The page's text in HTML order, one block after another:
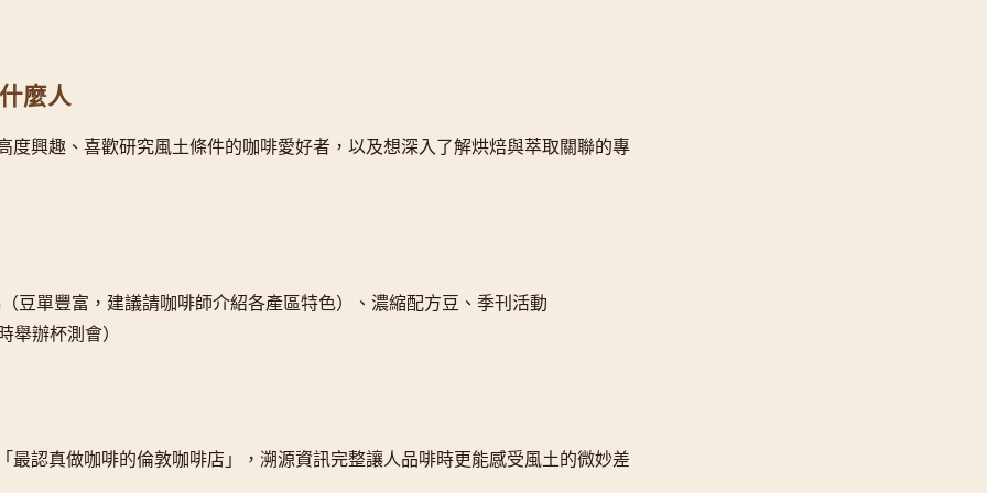
麼人
度興趣、喜歡研究風土條件的咖啡愛好者，以及想深入了解烘焙與萃取關聯的專
豆單豐富，建議請咖啡師介紹各產區特色）、濃縮配方豆、季刊活動
辦杯測會）
最認真做咖啡的倫敦咖啡店」，溯源資訊完整讓人品啡時更能感受風土的微妙差